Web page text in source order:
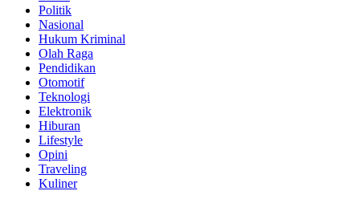
Politik
Nasional
Hukum Kriminal
Olah Raga
Pendidikan
Otomotif
Teknologi
Elektronik
Hiburan
Lifestyle
Opini
Traveling
Kuliner